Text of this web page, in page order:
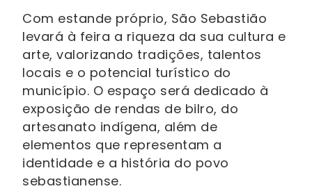
Com estande próprio, São Sebastião
levará à feira a riqueza da sua cultura e
arte, valorizando tradições, talentos
locais e o potencial turístico do
município. O espaço será dedicado à
exposição de rendas de bilro, do
artesanato indígena, além de
elementos que representam a
identidade e a história do povo
sebastianense.